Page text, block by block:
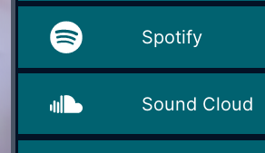
Spotify
Sound Cloud